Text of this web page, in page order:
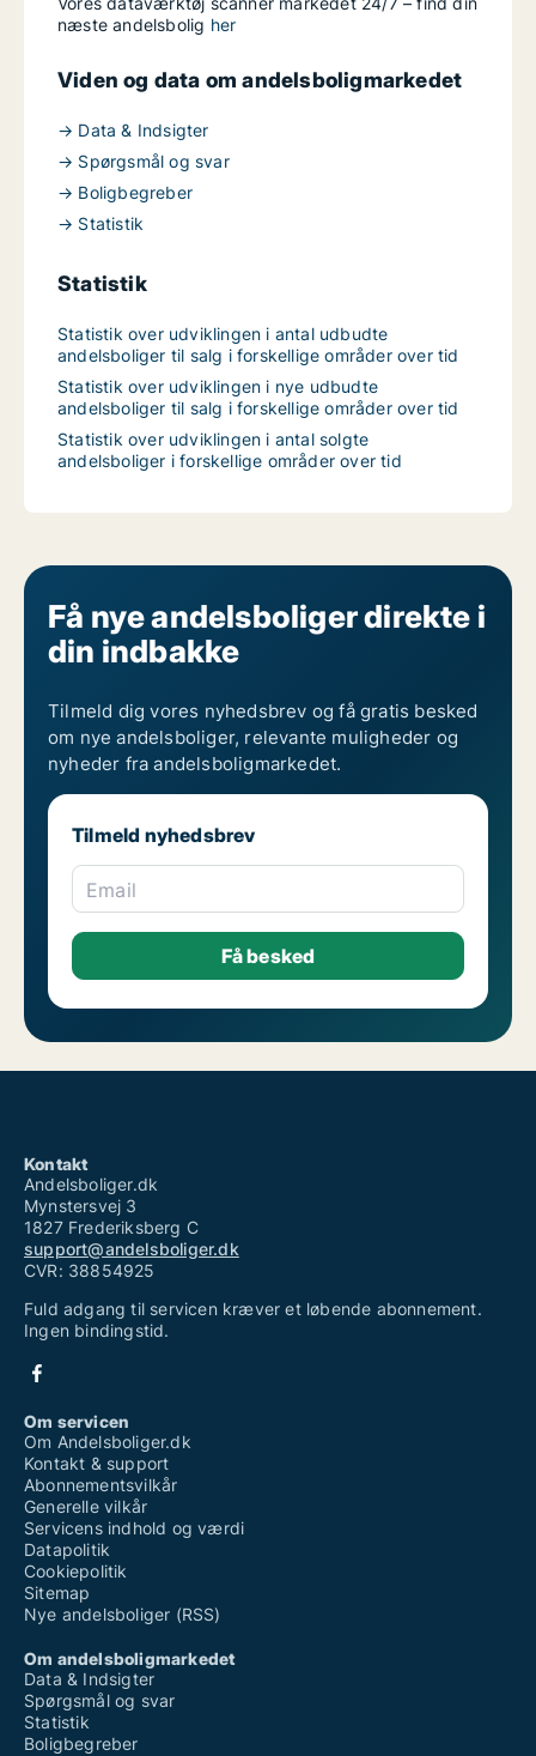
næste andelsbolig her
Viden og data om andelsboligmarkedet
→ Data & Indsigter
→ Spørgsmål og svar
→ Boligbegreber
→ Statistik
Statistik
Statistik over udviklingen i antal udbudte
andelsboliger til salg i forskellige områder over tid
Statistik over udviklingen i nye udbudte
andelsboliger til salg i forskellige områder over tid
Statistik over udviklingen i antal solgte
andelsboliger i forskellige områder over tid
Få nye andelsboliger direkte i
din indbakke
Tilmeld dig vores nyhedsbrev og få gratis besked
om nye andelsboliger, relevante muligheder og
nyheder fra andelsboligmarkedet.
Tilmeld nyhedsbrev
Email
Kontakt
Andelsboliger.dk
Mynstersvej 3
1827 Frederiksberg C
support@andelsboliger.dk
CVR: 38854925
Fuld adgang til servicen kræver et løbende abonnement.
Ingen bindingstid.
Om servicen
Om Andelsboliger.dk
Kontakt & support
Abonnementsvilkår
Generelle vilkår
Servicens indhold og værdi
Datapolitik
Cookiepolitik
Sitemap
Nye andelsboliger (RSS)
Om andelsboligmarkedet
Data & Indsigter
Spørgsmål og svar
Statistik
Boligbegreber